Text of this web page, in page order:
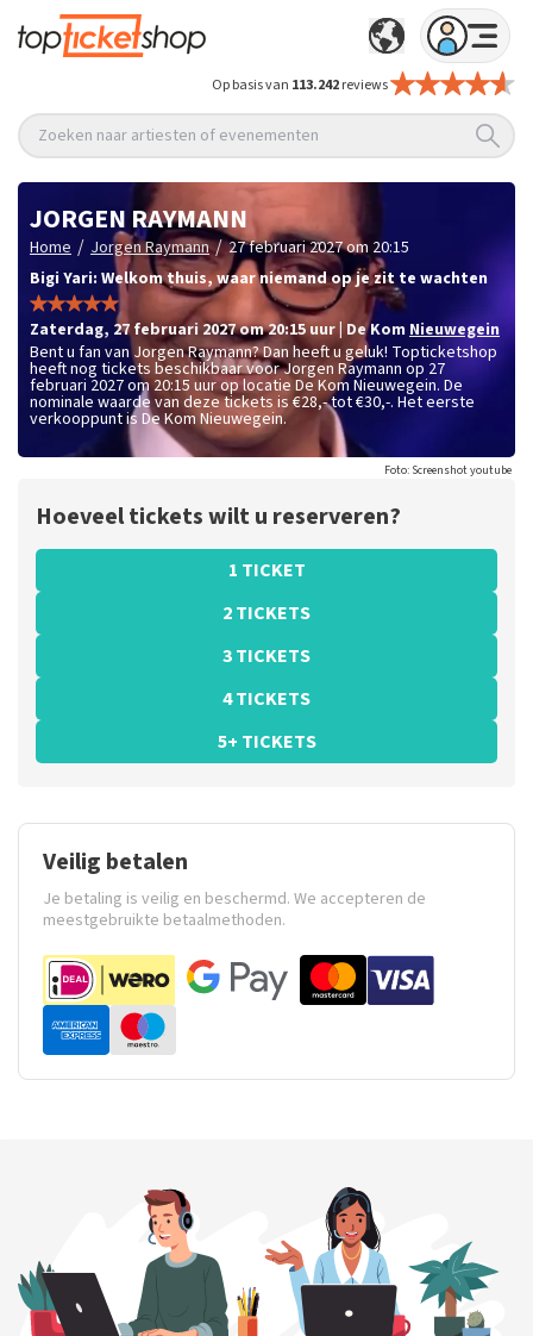
Op basis van 113.242reviews
Zoeken naar artiesten of evenementen
JORGEN RAYMANN
Home / Jorgen Raymann / 27 februari 2027 om 20:15
Bigi Yari: Welkom thuis, waar niemand op je zit te wachten
zaterdag, 27 februari 2027 om 20:15uur|De Kom Nieuwegein
Bent u fan van Jorgen Raymann? Dan heeft u geluk! Topticketshop
heeft nog tickets beschikbaar voor Jorgen Raymann op 27
februari 2027 om 20:15 uur op locatie De Kom Nieuwegein. De
nominale waarde van deze tickets is €28,- tot €30,-. Het eerste
verkooppunt is De Kom Nieuwegein.
Foto: Screenshot youtube
Hoeveel tickets wilt u reserveren?
1 TICKET
2 TICKETS
3 TICKETS
4 TICKETS
5+ TICKETS
Veilig betalen
Je betaling is veilig en beschermd. We accepteren de
meestgebruikte betaalmethoden.